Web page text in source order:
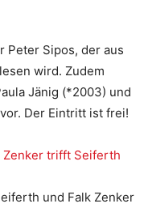
Peter Sipos, der aus
wird. Zudem
Jänig (*2003) und
Der Eintritt ist frei!
Zenker trifft Seiferth
und Falk Zenker